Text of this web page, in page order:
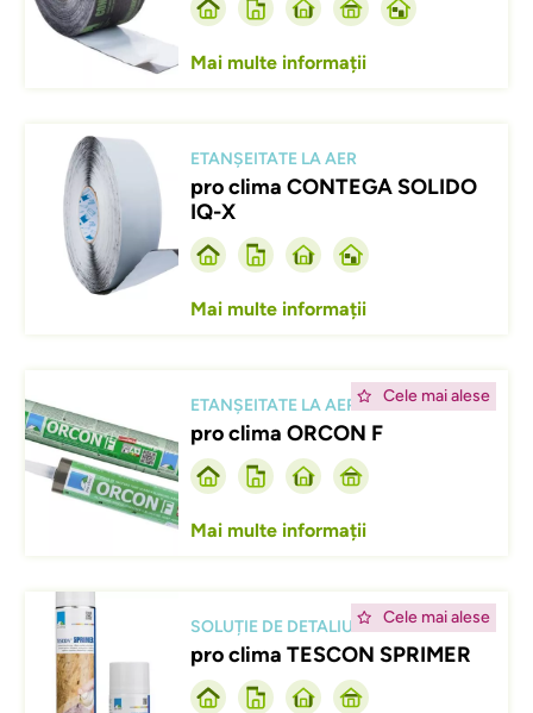
Mai multe informații
Afbeelding
ETANȘEITATE LA AER
pro clima CONTEGA SOLIDO
IQ-X
Mai multe informații
Cele mai alese
ETANȘEITATE LA AER
pro clima ORCON F
Mai multe informații
Cele mai alese
Afbeelding
SOLUȚIE DE DETALIU
pro clima TESCON SPRIMER